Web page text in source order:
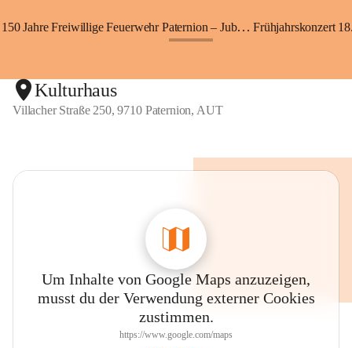
150 Jahre Freiwillige Feuerwehr Paternion – Jubiläumsfest Frühjahrskonzert
Kulturhaus
Villacher Straße 250, 9710 Paternion, AUT
Um Inhalte von Google Maps anzuzeigen,
musst du der Verwendung externer Cookies
zustimmen.
https://www.google.com/maps